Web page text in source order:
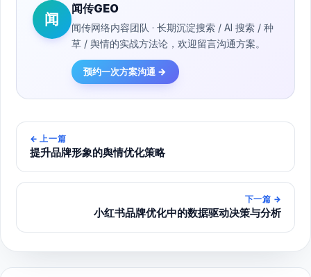
闻
闻传GEO
闻传网络内容团队 · 长期沉淀搜索 / AI 搜索 / 种
草 / 舆情的实战方法论，欢迎留言沟通方案。
预约一次方案沟通 →
← 上一篇
提升品牌形象的舆情优化策略
下一篇 →
小红书品牌优化中的数据驱动决策与分析